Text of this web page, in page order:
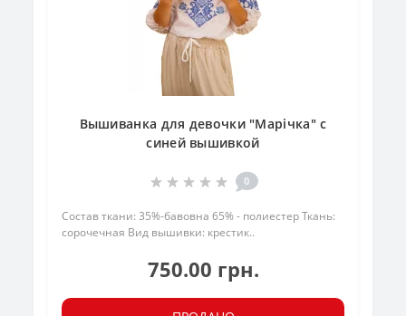
Вышиванка для девочки "Марічка" с
синей вышивкой
0
Состав ткани: 35%-бавовна 65% - полиестер Ткань:
сорочечная Вид вышивки: крестик..
750.00 грн.